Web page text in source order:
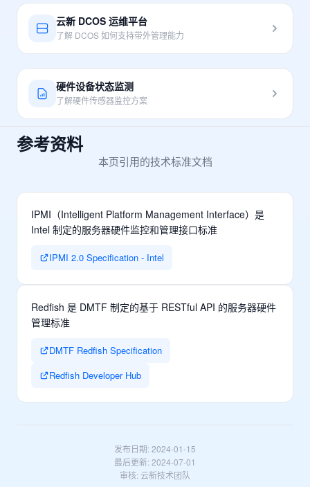
云新 DCOS 运维平台
了解 DCOS 如何支持带外管理能力
硬件设备状态监测
了解硬件传感器监控方案
参考资料
本页引用的技术标准文档
IPMI（Intelligent Platform Management Interface）是
Intel 制定的服务器硬件监控和管理接口标准
IPMI 2.0 Specification - Intel
Redfish 是 DMTF 制定的基于 RESTful API 的服务器硬件
管理标准
DMTF Redfish Specification
Redfish Developer Hub
发布日期: 2024-01-15
最后更新: 2024-07-01
审核: 云新技术团队